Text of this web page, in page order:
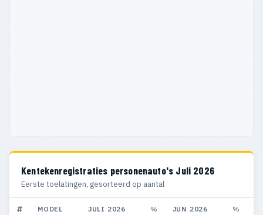
Kentekenregistraties personenauto's Juli 2026
Eerste toelatingen, gesorteerd op aantal
# MODEL JULI 2026 % JUN 2026 %